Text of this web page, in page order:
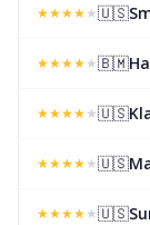
★★★★★🇺🇸
★★★★★🇧🇲
★★★★★🇺🇸
★★★★★🇺🇸
★★★★★🇺🇸